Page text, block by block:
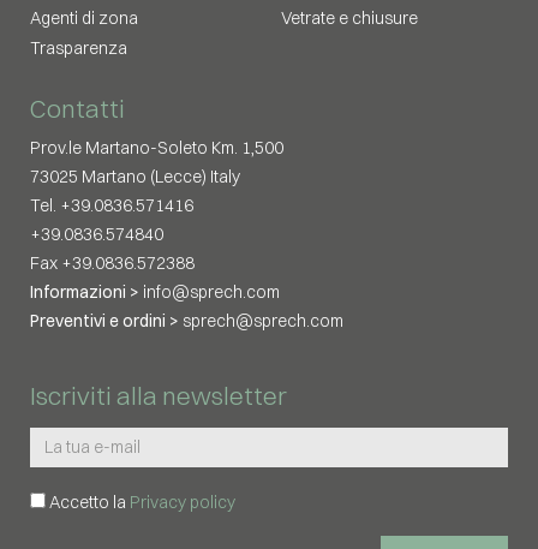
Agenti di zona
Trasparenza
Vetrate e chiusure
Contatti
Prov.le Martano-Soleto Km. 1,500
73025 Martano (Lecce) Italy
Tel. +39.0836.571416
+39.0836.574840
Fax +39.0836.572388
Informazioni > info@sprech.com
Preventivi e ordini > sprech@sprech.com
Iscriviti alla newsletter
Accetto la Privacy policy